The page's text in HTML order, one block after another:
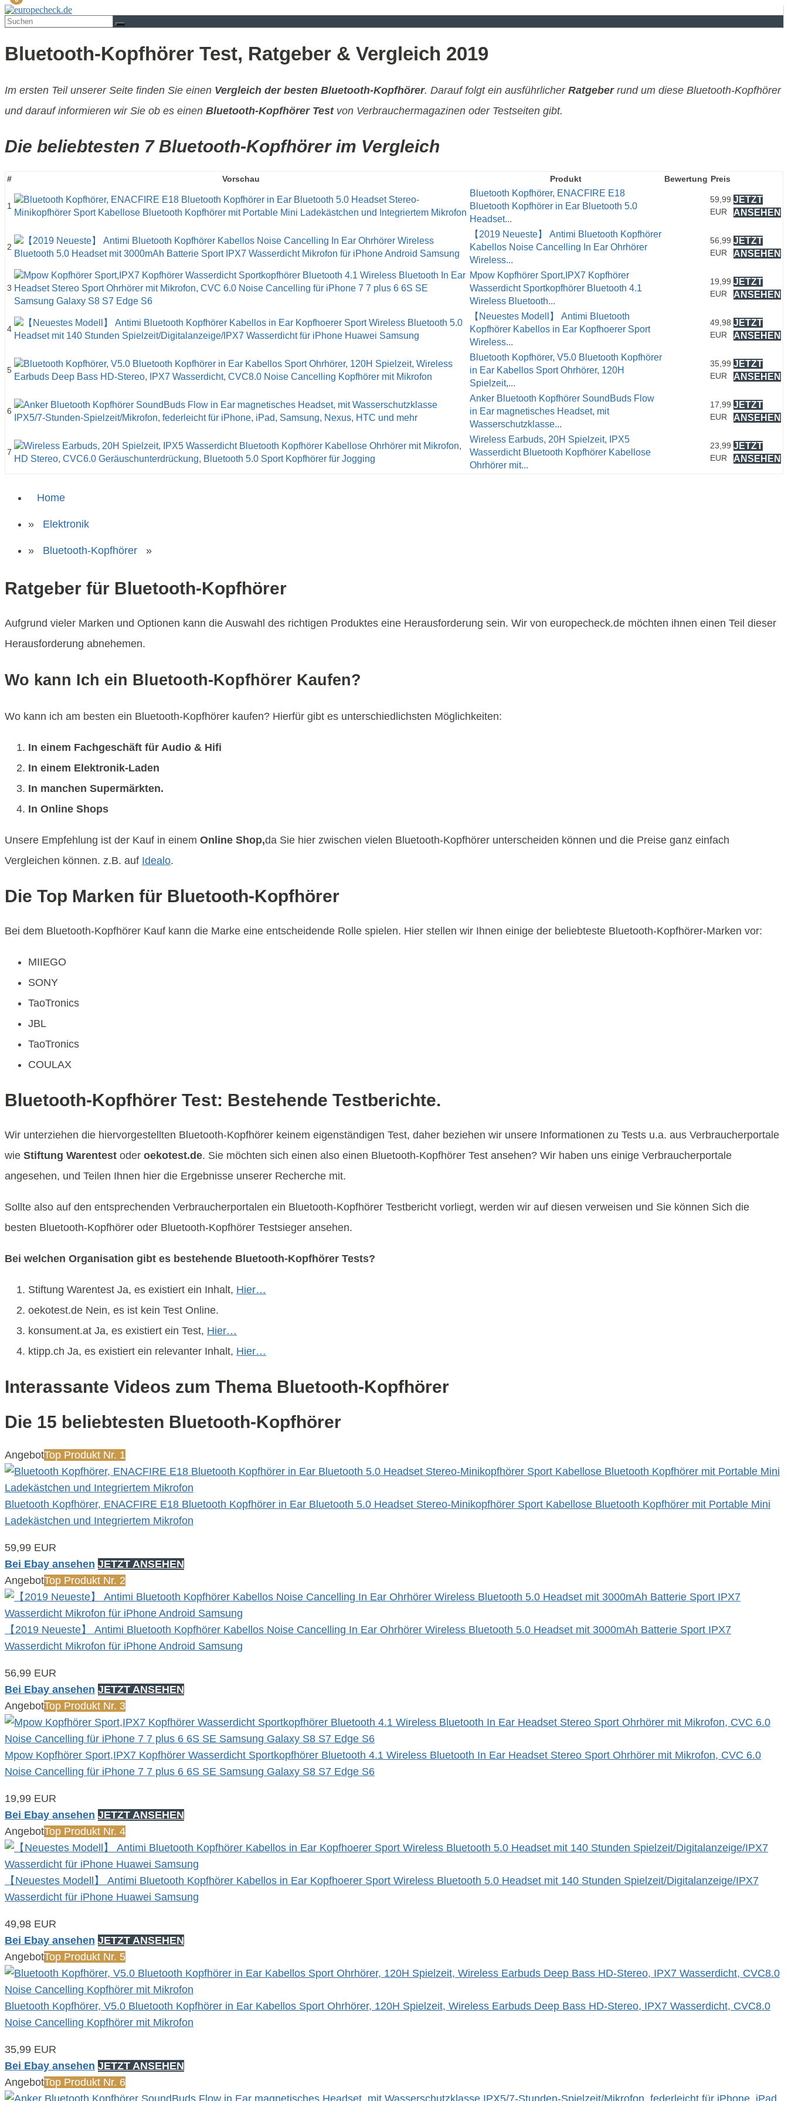
Bluetooth-Kopfhörer Test, Ratgeber & Vergleich 2019
Im ersten Teil unserer Seite finden Sie einen Vergleich der besten Bluetooth-Kopfhörer. Darauf folgt ein ausführlicher Ratgeberrund um diese Bluetooth-Kopfhörer
und darauf informieren wir Sie ob es einen Bluetooth-Kopfhörer Testvon Verbrauchermagazinen oder Testseiten gibt.
Die beliebtesten 7 Bluetooth-Kopfhörer im Vergleich
# Vorschau Produkt Bewertung Preis
1
Bluetooth Kopfhörer, ENACFIRE E18
Bluetooth Kopfhörer in Ear Bluetooth 5.0
Headset...
59,99
EUR
JETZT
ANSEHEN
2
【2019 Neueste】 Antimi Bluetooth Kopfhörer
Kabellos Noise Cancelling In Ear Ohrhörer
Wireless...
56,99
EUR
JETZT
ANSEHEN
3
Mpow Kopfhörer Sport,IPX7 Kopfhörer
Wasserdicht Sportkopfhörer Bluetooth 4.1
Wireless Bluetooth...
19,99
EUR
JETZT
ANSEHEN
4
【Neuestes Modell】 Antimi Bluetooth
Kopfhörer Kabellos in Ear Kopfhoerer Sport
Wireless...
49,98
EUR
JETZT
ANSEHEN
5
Bluetooth Kopfhörer, V5.0 Bluetooth Kopfhörer
in Ear Kabellos Sport Ohrhörer, 120H
Spielzeit,...
35,99
EUR
JETZT
ANSEHEN
6
Anker Bluetooth Kopfhörer SoundBuds Flow
in Ear magnetisches Headset, mit
Wasserschutzklasse...
17,99
EUR
JETZT
ANSEHEN
7
Wireless Earbuds, 20H Spielzeit, IPX5
Wasserdicht Bluetooth Kopfhörer Kabellose
Ohrhörer mit...
23,99
EUR
JETZT
ANSEHEN
Home
» Elektronik
» Bluetooth-Kopfhörer »
Ratgeber für Bluetooth-Kopfhörer
Aufgrund vieler Marken und Optionen kann die Auswahl des richtigen Produktes eine Herausforderung sein. Wir von europecheck.de möchten ihnen einen Teil dieser
Herausforderung abnehemen.
Wo kann Ich ein Bluetooth-Kopfhörer Kaufen?
Wo kann ich am besten ein Bluetooth-Kopfhörer kaufen? Hierfür gibt es unterschiedlichsten Möglichkeiten:
In einem Fachgeschäft für Audio & Hifi
In einem Elektronik-Laden
In manchen Supermärkten.
In Online Shops
Unsere Empfehlung ist der Kauf in einem Online Shop,da Sie hier zwischen vielen Bluetooth-Kopfhörer unterscheiden können und die Preise ganz einfach
Vergleichen können. z.B. auf Idealo.
Die Top Marken für Bluetooth-Kopfhörer
Bei dem Bluetooth-Kopfhörer Kauf kann die Marke eine entscheidende Rolle spielen. Hier stellen wir Ihnen einige der beliebteste Bluetooth-Kopfhörer-Marken vor:
MIIEGO
SONY
TaoTronics
JBL
TaoTronics
COULAX
Bluetooth-Kopfhörer Test: Bestehende Testberichte.
Wir unterziehen die hiervorgestellten Bluetooth-Kopfhörer keinem eigenständigen Test, daher beziehen wir unsere Informationen zu Tests u.a. aus Verbraucherportale
wie Stiftung Warentest oder oekotest.de. Sie möchten sich einen also einen Bluetooth-Kopfhörer Test ansehen? Wir haben uns einige Verbraucherportale
angesehen, und Teilen Ihnen hier die Ergebnisse unserer Recherche mit.
Sollte also auf den entsprechenden Verbraucherportalen ein Bluetooth-Kopfhörer Testbericht vorliegt, werden wir auf diesen verweisen und Sie können Sich die
besten Bluetooth-Kopfhörer oder Bluetooth-Kopfhörer Testsieger ansehen.
Bei welchen Organisation gibt es bestehende Bluetooth-Kopfhörer Tests?
Stiftung Warentest Ja, es existiert ein Inhalt, Hier…
oekotest.de Nein, es ist kein Test Online.
konsument.at Ja, es existiert ein Test, Hier…
ktipp.ch Ja, es existiert ein relevanter Inhalt, Hier…
Interassante Videos zum Thema Bluetooth-Kopfhörer
Die 15 beliebtesten Bluetooth-Kopfhörer
AngebotTop Produkt Nr. 1
Bluetooth Kopfhörer, ENACFIRE E18 Bluetooth Kopfhörer in Ear Bluetooth 5.0 Headset Stereo-Minikopfhörer Sport Kabellose Bluetooth Kopfhörer mit Portable Mini
Ladekästchen und Integriertem Mikrofon
59,99 EUR
Bei Ebay ansehen JETZT ANSEHEN
AngebotTop Produkt Nr. 2
【2019 Neueste】 Antimi Bluetooth Kopfhörer Kabellos Noise Cancelling In Ear Ohrhörer Wireless Bluetooth 5.0 Headset mit 3000mAh Batterie Sport IPX7
Wasserdicht Mikrofon für iPhone Android Samsung
56,99 EUR
Bei Ebay ansehen JETZT ANSEHEN
AngebotTop Produkt Nr. 3
Mpow Kopfhörer Sport,IPX7 Kopfhörer Wasserdicht Sportkopfhörer Bluetooth 4.1 Wireless Bluetooth In Ear Headset Stereo Sport Ohrhörer mit Mikrofon, CVC 6.0
Noise Cancelling für iPhone 7 7 plus 6 6S SE Samsung Galaxy S8 S7 Edge S6
19,99 EUR
Bei Ebay ansehen JETZT ANSEHEN
AngebotTop Produkt Nr. 4
【Neuestes Modell】 Antimi Bluetooth Kopfhörer Kabellos in Ear Kopfhoerer Sport Wireless Bluetooth 5.0 Headset mit 140 Stunden Spielzeit/Digitalanzeige/IPX7
Wasserdicht für iPhone Huawei Samsung
49,98 EUR
Bei Ebay ansehen JETZT ANSEHEN
AngebotTop Produkt Nr. 5
Bluetooth Kopfhörer, V5.0 Bluetooth Kopfhörer in Ear Kabellos Sport Ohrhörer, 120H Spielzeit, Wireless Earbuds Deep Bass HD-Stereo, IPX7 Wasserdicht, CVC8.0
Noise Cancelling Kopfhörer mit Mikrofon
35,99 EUR
Bei Ebay ansehen JETZT ANSEHEN
AngebotTop Produkt Nr. 6